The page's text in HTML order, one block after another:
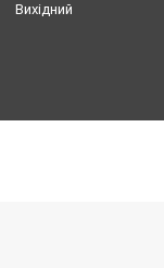
Вихідний